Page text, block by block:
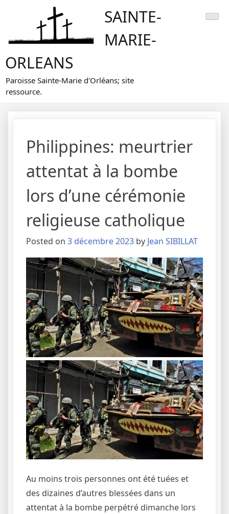
SAINTE-
MARIE-
ORLEANS
Paroisse Sainte-Marie d'Orléans; site
ressource.
Philippines: meurtrier
attentat à la bombe
lors d’une cérémonie
religieuse catholique
Posted on 3 décembre 2023 by Jean SIBILLAT
Au moins trois personnes ont été tuées et
des dizaines d’autres blessées dans un
attentat à la bombe perpétré dimanche lors